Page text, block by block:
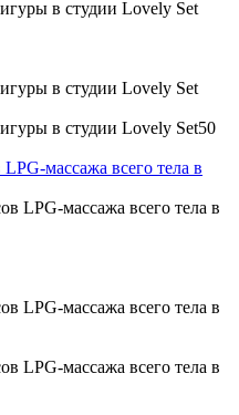
50
массажа всего тела в